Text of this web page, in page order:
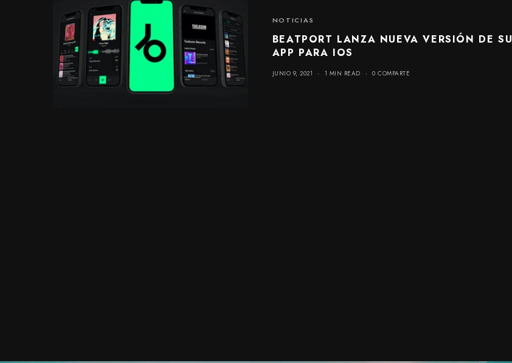
NOTICIAS
BEATPORT LANZA NUEVA VERSIÓN DE SU
APP PARA IOS
JUNIO 9, 2021 1 MIN READ 0 COMPARTE